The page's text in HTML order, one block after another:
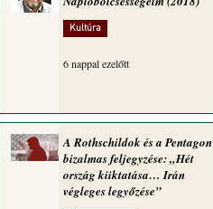
Kultúra
6 nappal ezelőtt
A Rothschildok és a Pentagon
bizalmas feljegyzése: „Hét
ország kiiktatása… Irán
végleges legyőzése”